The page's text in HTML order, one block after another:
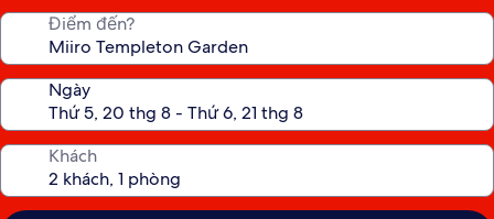
Điểm đến?
Ngày
Khách